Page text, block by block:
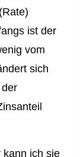
ist der
vom
sich